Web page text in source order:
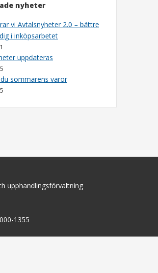
nyheter
vi Avtalsnyheter 2.0 – bättre
i inköpsarbetet
uppdateras
sommarens varor
upphandlingsförvaltning
1355